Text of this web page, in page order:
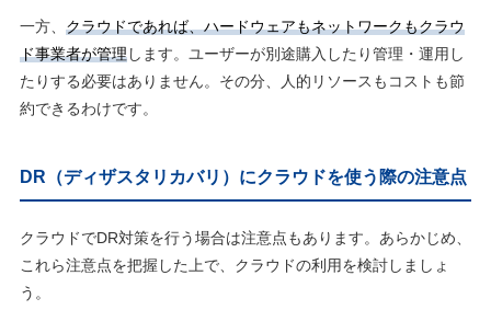
一方、 クラウドであれば、ハードウェアもネットワークもクラウ
ド事業者が管理します。ユーザーが別途購入したり管理・運用し
たりする必要はありません。その分、人的リソースもコストも節
約できるわけです。
DR（ディザスタリカバリ）にクラウドを使う際の注意点
クラウドでDR対策を行う場合は注意点もあります。あらかじめ、
これら注意点を把握した上で、クラウドの利用を検討しましょ
う。